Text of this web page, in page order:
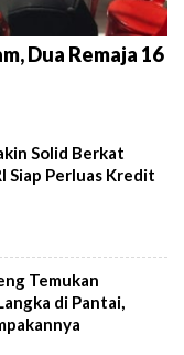
Dua Remaja 16
Solid Berkat
Siap Perluas Kredit
Temukan
di Pantai,